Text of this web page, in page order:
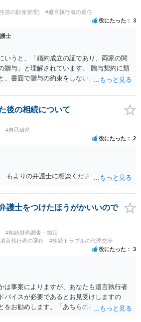
前の財産管理) #遺言執行者の選任
役にたった 3
士
いうと、「婚約成立の証であり、両家の関
贈与」と理解されています。 贈与契約に類
、書面で贈与の約束をしないと相手方は支
も今後お気をつけください。 弁護士に対応
りませんが、感情的な理由が強いと思いま
後の相続について
#自己破産
役にたった 2
もよりの弁護士に相談ください。
護士をつけたほうがかいいので
#相続財産調査・鑑定
言執行者の選任 #相続トラブルの代理交渉
役にたった 3
は事案によりますが、あなたも遺言執行者
バイスが必要であるとお見受けしますの
をお勧めします。「あちらの弁護士」（元